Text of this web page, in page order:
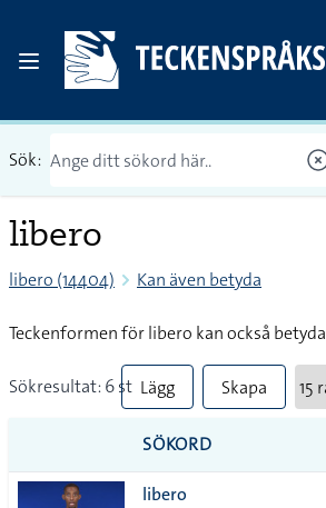
Sök:
libero
libero (14404) Kan även betyda
Teckenformen för libero kan också betyda
Sökresultat: 6 st Lägg
till
alla i
Skapa
SÖKORD
libero